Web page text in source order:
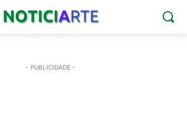
- PUBLICIDADE -